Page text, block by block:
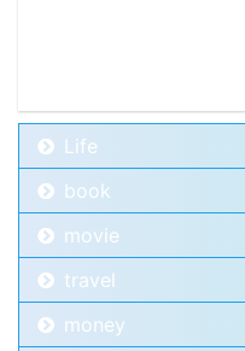
Life
book
movie
travel
money